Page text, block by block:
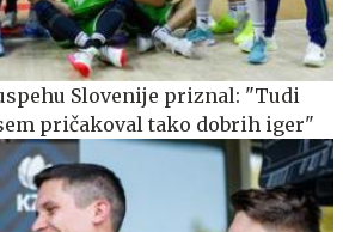
Slovenije priznal: "Tudi
pričakoval tako dobrih iger"